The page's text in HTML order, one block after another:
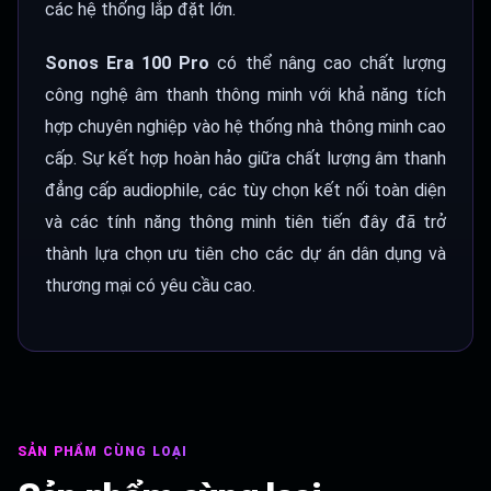
các hệ thống lắp đặt lớn.
Sonos Era 100 Pro có thể nâng cao chất lượng
công nghệ âm thanh thông minh với khả năng tích
hợp chuyên nghiệp vào hệ thống nhà thông minh cao
cấp. Sự kết hợp hoàn hảo giữa chất lượng âm thanh
đẳng cấp audiophile, các tùy chọn kết nối toàn diện
và các tính năng thông minh tiên tiến đây đã trở
thành lựa chọn ưu tiên cho các dự án dân dụng và
thương mại có yêu cầu cao.
SẢN PHẨM CÙNG LOẠI